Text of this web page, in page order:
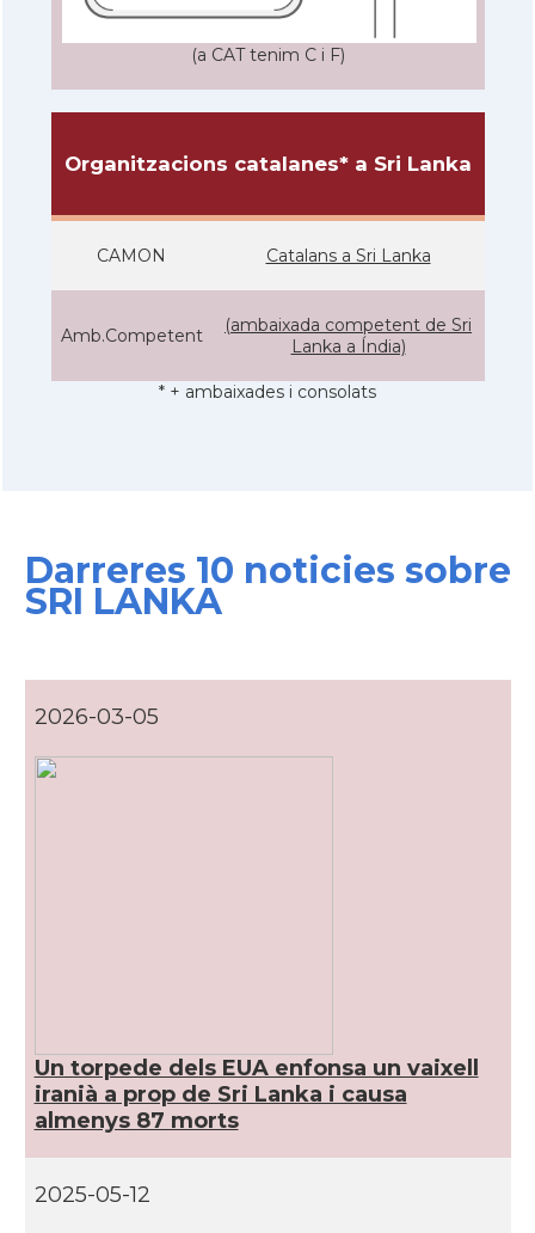
(a CAT tenim C i F)
Organitzacions catalanes* a Sri Lanka
CAMON Catalans a Sri Lanka
Amb.Competent
(ambaixada competent de Sri
Lanka a Índia)
* + ambaixades i consolats
Darreres 10 noticies sobre
SRI LANKA
2026-03-05
Un torpede dels EUA enfonsa un vaixell
iranià a prop de Sri Lanka i causa
almenys 87 morts
2025-05-12